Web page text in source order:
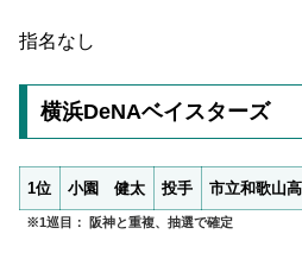
指名なし
横浜DeNAベイスターズ
1位 小園 健太 投手 市立和歌山高
※1巡目： 阪神と重複、抽選で確定